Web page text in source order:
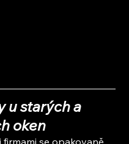
u starých a
oken
se opakovaně